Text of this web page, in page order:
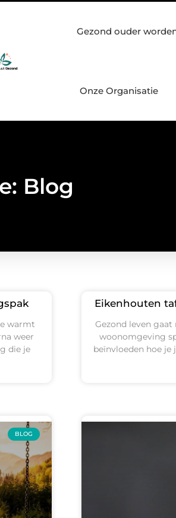
Stanno voetbal trainingspak
Gezond ouder
Onze Organisatie
Blog
warmt
weer
die je
Eikenhouten
Gezond leven
woonomgeving
beïnvloeden hoe je
BLOG